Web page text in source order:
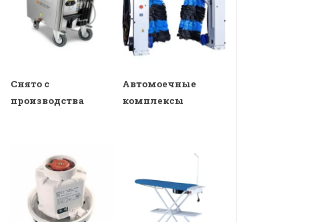
Снято с
производства
Автомоечные
комплексы